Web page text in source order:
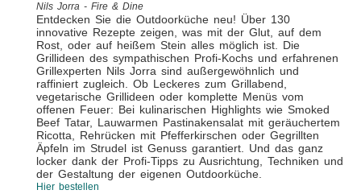
Nils Jorra - Fire & Dine
Entdecken Sie die Outdoorküche neu! Über 130
innovative Rezepte zeigen, was mit der Glut, auf dem
Rost, oder auf heißem Stein alles möglich ist. Die
Grillideen des sympathischen Profi-Kochs und erfahrenen
Grillexperten Nils Jorra sind außergewöhnlich und
raffiniert zugleich. Ob Leckeres zum Grillabend,
vegetarische Grillideen oder komplette Menüs vom
offenen Feuer: Bei kulinarischen Highlights wie Smoked
Beef Tatar, Lauwarmen Pastinakensalat mit geräuchertem
Ricotta, Rehrücken mit Pfefferkirschen oder Gegrillten
Äpfeln im Strudel ist Genuss garantiert. Und das ganz
locker dank der Profi-Tipps zu Ausrichtung, Techniken und
der Gestaltung der eigenen Outdoorküche.
Hier bestellen